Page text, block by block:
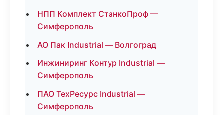
НПП Комплект СтанкоПроф —
Симферополь
АО Пак Industrial — Волгоград
Инжиниринг Контур Industrial —
Симферополь
ПАО ТехРесурс Industrial —
Симферополь